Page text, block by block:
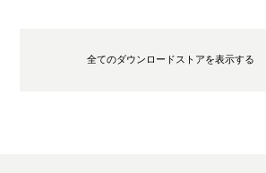
全てのダウンロードストアを表示する